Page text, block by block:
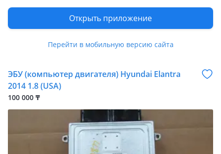
Открыть приложение
Перейти в мобильную версию сайта
6
Hyundai Starex (1997 - 2003 1 поколение)
Алматы
363 8
ЭБУ (компьютер двигателя) Hyundai Elantra
2014 1.8 (USA)
100 000 ₸